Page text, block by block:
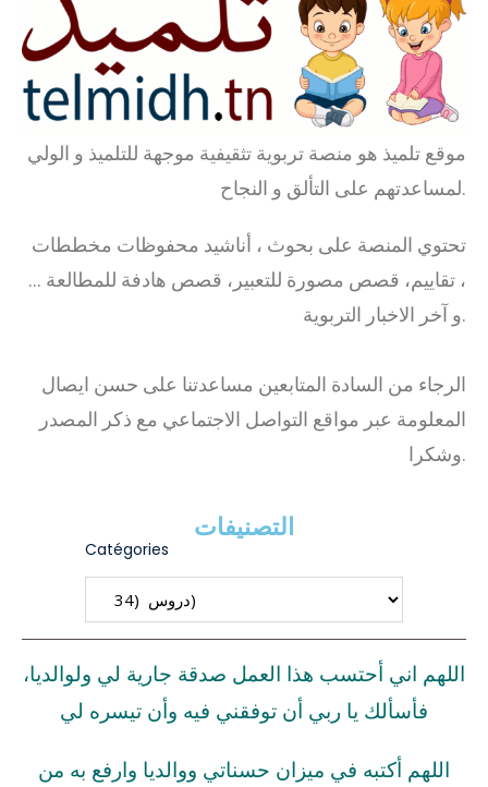
موقع تلميذ هو منصة تربوية تثقيفية موجهة للتلميذ و الولي
لمساعدتهم على التألق و النجاح.
تحتوي المنصة على بحوث ، أناشيد محفوظات مخططات
، تقاييم، قصص مصورة للتعبير، قصص هادفة للمطالعة …
و آخر الاخبار التربوية.
الرجاء من السادة المتابعين مساعدتنا على حسن ايصال
المعلومة عبر مواقع التواصل الاجتماعي مع ذكر المصدر
وشكرا.
التصنيفات
Catégories
اللهم اني أحتسب هذا العمل صدقة جارية لي ولوالديا،
فأسألك يا ربي أن توفقني فيه وأن تيسره لي
اللهم أكتبه في ميزان حسناتي ووالديا وارفع به من